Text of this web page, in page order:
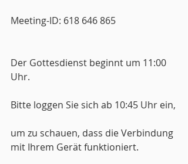
Meeting-ID: 618 646 865
Der Gottesdienst beginnt um 11:00
Uhr.
Bitte loggen Sie sich ab 10:45 Uhr ein,
um zu schauen, dass die Verbindung
mit Ihrem Gerät funktioniert.